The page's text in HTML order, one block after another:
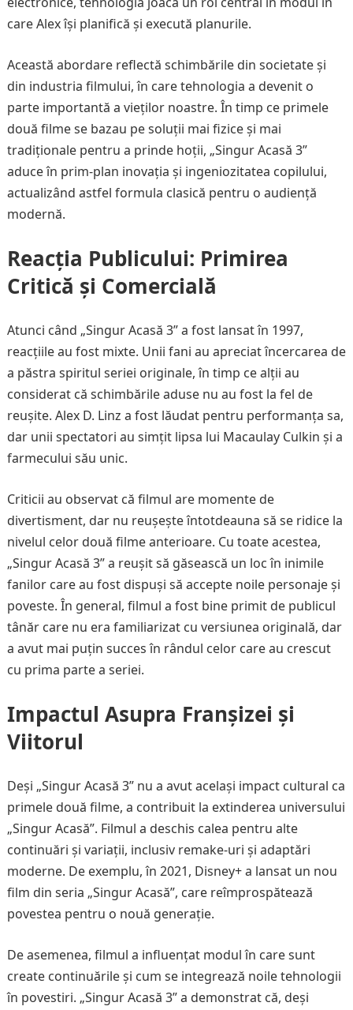
care Alex își planifică și execută planurile.
Această abordare reflectă schimbările din societate și
din industria filmului, în care tehnologia a devenit o
parte importantă a vieților noastre. În timp ce primele
două filme se bazau pe soluții mai fizice și mai
tradiționale pentru a prinde hoții, „Singur Acasă 3”
aduce în prim-plan inovația și ingeniozitatea copilului,
actualizând astfel formula clasică pentru o audiență
modernă.
Reacția Publicului: Primirea
Critică și Comercială
Atunci când „Singur Acasă 3” a fost lansat în 1997,
reacțiile au fost mixte. Unii fani au apreciat încercarea de
a păstra spiritul seriei originale, în timp ce alții au
considerat că schimbările aduse nu au fost la fel de
reușite. Alex D. Linz a fost lăudat pentru performanța sa,
dar unii spectatori au simțit lipsa lui Macaulay Culkin și a
farmecului său unic.
Criticii au observat că filmul are momente de
divertisment, dar nu reușește întotdeauna să se ridice la
nivelul celor două filme anterioare. Cu toate acestea,
„Singur Acasă 3” a reușit să găsească un loc în inimile
fanilor care au fost dispuși să accepte noile personaje și
poveste. În general, filmul a fost bine primit de publicul
tânăr care nu era familiarizat cu versiunea originală, dar
a avut mai puțin succes în rândul celor care au crescut
cu prima parte a seriei.
Impactul Asupra Franșizei și
Viitorul
Deși „Singur Acasă 3” nu a avut același impact cultural ca
primele două filme, a contribuit la extinderea universului
„Singur Acasă”. Filmul a deschis calea pentru alte
continuări și variații, inclusiv remake-uri și adaptări
moderne. De exemplu, în 2021, Disney+ a lansat un nou
film din seria „Singur Acasă”, care reîmprospătează
povestea pentru o nouă generație.
De asemenea, filmul a influențat modul în care sunt
create continuările și cum se integrează noile tehnologii
în povestiri. „Singur Acasă 3” a demonstrat că, deși